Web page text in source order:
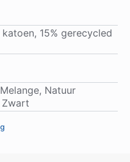
15% gerecycled
Natuur
Zwart